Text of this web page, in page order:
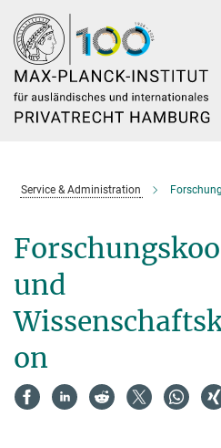
Hauptinhalt
Service & Administration
und
on